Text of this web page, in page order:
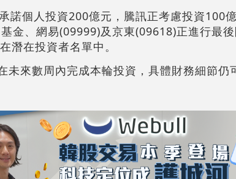
諾個人投資200億元，騰訊正考慮投資100
金、網易(09999)及京東(09618)正進行最後
在投資者名單中。
來數周內完成本輪投資，具體財務細節仍